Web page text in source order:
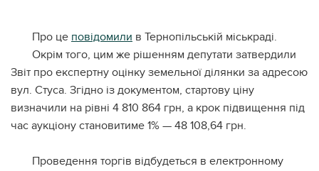
Про це повідомили в Тернопільській міськраді.
Окрім того, цим же рішенням депутати затвердили
Звіт про експертну оцінку земельної ділянки за адресою
вул. Стуса. Згідно із документом, стартову ціну
визначили на рівні 4 810 864 грн, а крок підвищення під
час аукціону становитиме 1% — 48 108,64 грн.
Проведення торгів відбудеться в електронному